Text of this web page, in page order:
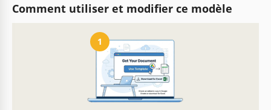
Comment utiliser et modifier ce modèle
1